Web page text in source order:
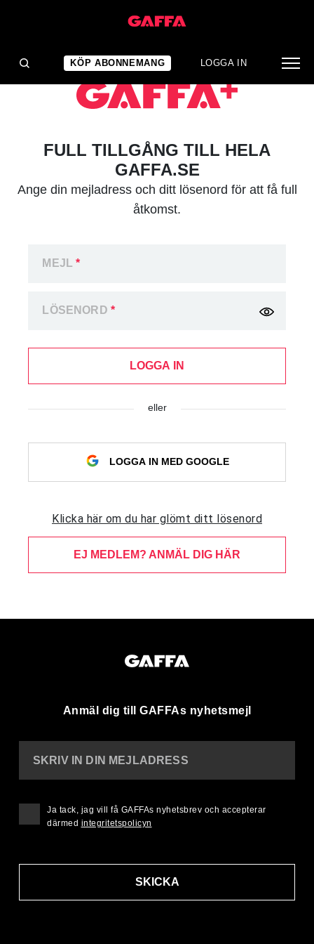
KÖP ABONNEMANG LOGGA IN
FULL TILLGÅNG TILL HELA
GAFFA.SE
Ange din mejladress och ditt lösenord för att få full
åtkomst.
MEJL*
LÖSENORD *
LOGGA IN
eller
LOGGA IN MED GOOGLE
Klicka här om du har glömt ditt lösenord
EJ MEDLEM? ANMÄL DIG HÄR
Anmäl dig till GAFFAs nyhetsmejl
SKRIV IN DIN MEJLADRESS
SKICKA
Ja tack, jag vill få GAFFAs nyhetsbrev och accepterar
därmed integritetspolicyn